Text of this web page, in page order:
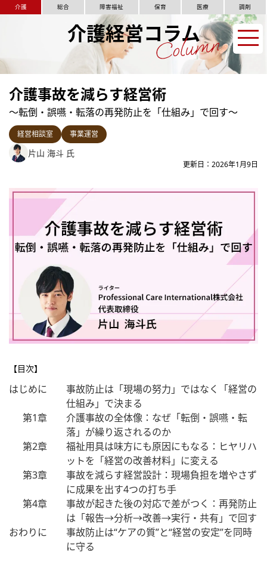
介護 総合 障害福祉 保育 医療 調剤
介護経営コラム
介護事故を減らす経営術
～転倒・誤嚥・転落の再発防止を「仕組み」で回す～
経営相談室 事業運営
片山 海斗 氏
更新日：2026年1月9日
【目次】
はじめに
事故防止は「現場の努力」ではなく「経営の
仕組み」で決まる
第1章
介護事故の全体像：なぜ「転倒・誤嚥・転
落」が繰り返されるのか
第2章
福祉用具は味方にも原因にもなる：ヒヤリハ
ットを「経営の改善材料」に変える
第3章
事故を減らす経営設計：現場負担を増やさず
に成果を出す4つの打ち手
第4章
事故が起きた後の対応で差がつく：再発防止
は「報告→分析→改善→実行・共有」で回す
おわりに
事故防止は“ケアの質”と“経営の安定”を同時
に守る